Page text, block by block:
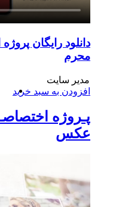
دانلود رایگان
محرم
مدیر سایت
افزودن به سبد خرید
پـروژه
عکس